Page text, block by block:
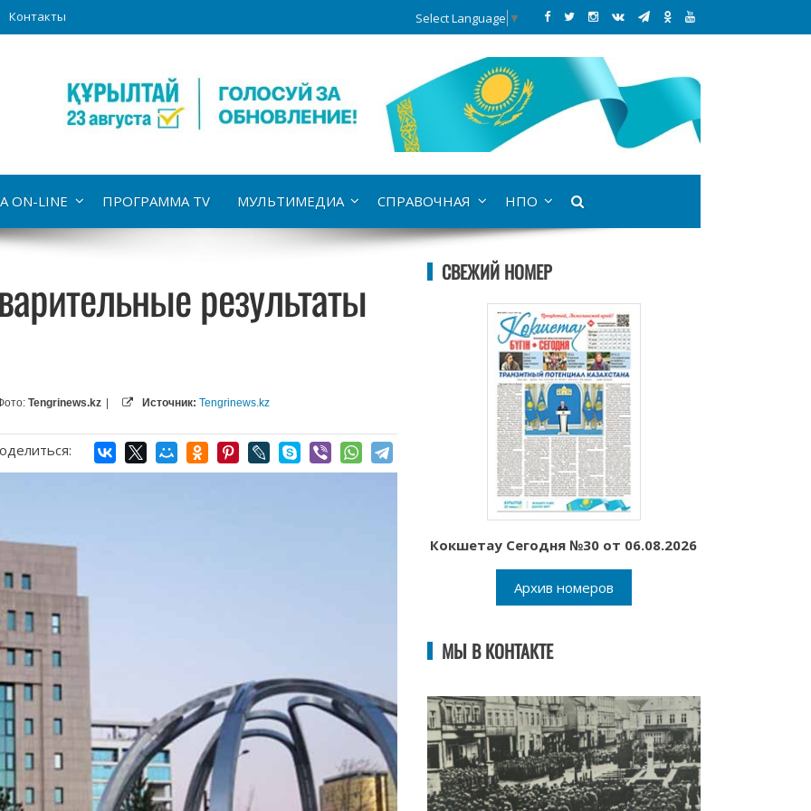
Контакты Select Language ▼
ON-LINE ПРОГРАММА TV МУЛЬТИМЕДИА СПРАВОЧНАЯ НПО
результаты
Tengrinews.kz | Источник: Tengrinews.kz
СВЕЖИЙ НОМЕР
Кокшетау Сегодня №30 от 06.08.2026
Архив номеров
МЫ В КОНТАКТЕ